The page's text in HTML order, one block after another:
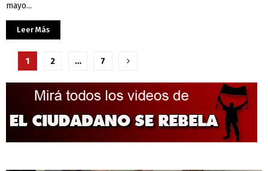
mayo...
Leer Más
Paginación
de
entradas
1 2 … 7